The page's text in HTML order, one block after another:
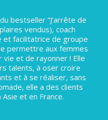
bestseller ”J’arrête de
vendus), coach
et facilitatrice de groupe
permettre aux femmes
et de rayonner ! Elle
talents, à oser croire
et à se réaliser, sans
elle a des clients
et en France.